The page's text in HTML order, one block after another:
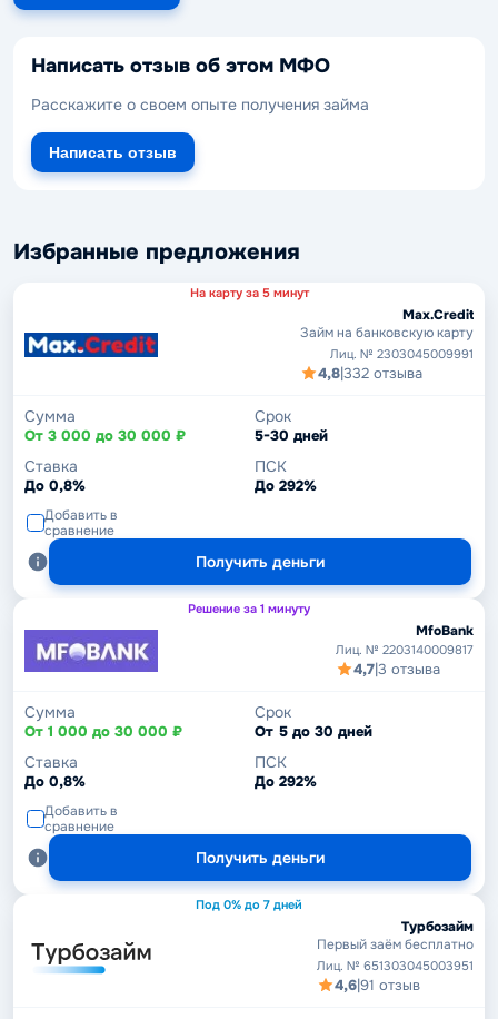
Написать отзыв об этом МФО
Расскажите о своем опыте получения займа
Написать отзыв
Избранные предложения
На карту за 5 минут
Max.Credit
Займ на банковскую карту
Лиц. № 2303045009991
4,8|332 отзыва
Сумма
От 3 000 до 30 000 ₽
Срок
5-30 дней
Ставка
До 0,8%
ПСК
До 292%
Добавить в
сравнение
Получить деньги
Решение за 1 минуту
MfoBank
Лиц. № 2203140009817
4,7|3 отзыва
Сумма
От 1 000 до 30 000 ₽
Срок
От 5 до 30 дней
Ставка
До 0,8%
ПСК
До 292%
Добавить в
сравнение
Получить деньги
Под 0% до 7 дней
Турбозайм
Первый заём бесплатно
Лиц. № 651303045003951
4,6|91 отзыв